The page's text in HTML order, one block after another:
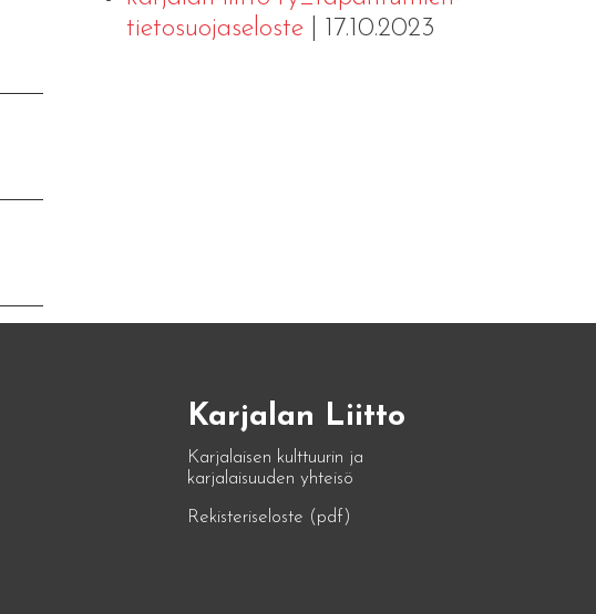
tietosuojaseloste| 17.10.2023
Karjalan Liitto
Karjalaisen kulttuurin ja
karjalaisuuden yhteisö
Rekisteriseloste (pdf)